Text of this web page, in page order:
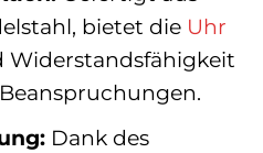
bietet die Uhr
Widerstandsfähigkeit
Dank des